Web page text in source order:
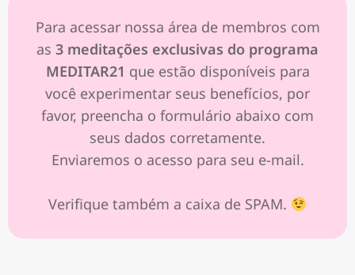
Para acessar nossa área de membros com
as 3 meditações exclusivas do programa
MEDITAR21 que estão disponíveis para
você experimentar seus benefícios, por
favor, preencha o formulário abaixo com
seus dados corretamente.
Enviaremos o acesso para seu e-mail.
Verifique também a caixa de SPAM.